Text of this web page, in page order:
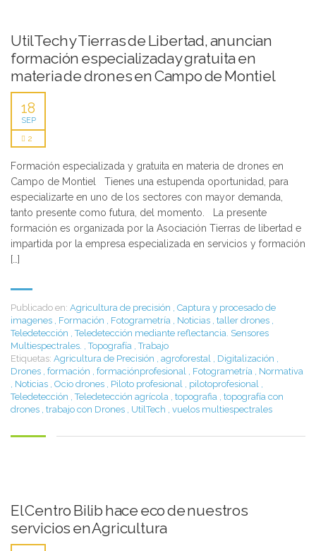
UtilTech y Tierras de Libertad, anuncian
formación especializada y gratuita en
materia de drones en Campo de Montiel
18
SEP
2
Formación especializada y gratuita en materia de drones en
Campo de Montiel Tienes una estupenda oportunidad, para
especializarte en uno de los sectores con mayor demanda,
tanto presente como futura, del momento. La presente
formación es organizada por la Asociación Tierras de libertad e
impartida por la empresa especializada en servicios y formación
[…]
Publicado en: Agricultura de precisión , Captura y procesado de
imagenes , Formación , Fotogrametría , Noticias , taller drones ,
Teledetección , Teledetección mediante reflectancia. Sensores
Multiespectrales. , Topografía , Trabajo
Etiquetas: Agricultura de Precisión , agroforestal , Digitalización ,
Drones , formación , formaciónprofesional , Fotogrametría , Normativa
, Noticias , Ocio drones , Piloto profesional , pilotoprofesional ,
Teledetección , Teledetección agrícola , topografia , topografía con
drones , trabajo con Drones , UtilTech , vuelos multiespectrales
El Centro Bilib hace eco de nuestros
servicios en Agricultura